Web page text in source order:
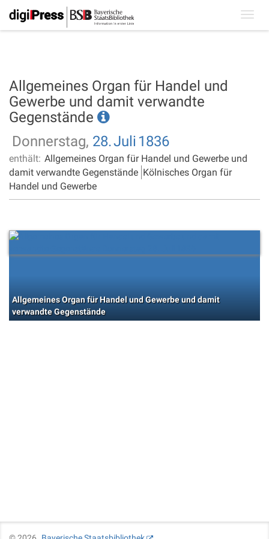
Allgemeines Organ für Handel und
Gewerbe und damit verwandte
Gegenstände
Donnerstag, 28.Juli 1836
enthält: Allgemeines Organ für Handel und Gewerbe und
damit verwandte Gegenstände Kölnisches Organ für
Handel und Gewerbe
Allgemeines Organ für Handel und Gewerbe und damit
verwandte Gegenstände